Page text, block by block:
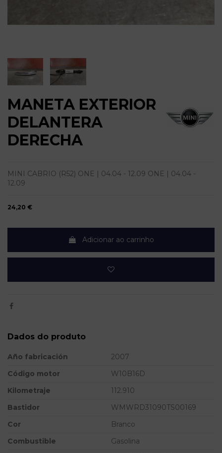
MANETA EXTERIOR
DELANTERA
DERECHA
MINI CABRIO (R52) ONE | 04.04 - 12.09 ONE | 04.04 -
12.09
24,20 €
Adicionar ao carrinho
Dados do produto
Año fabricación
2007
Código motor
W10B16D
Kilometraje
112.910
Bastidor
WMWRD31090TS00169
Cor
Branco
Combustible
Gasolina